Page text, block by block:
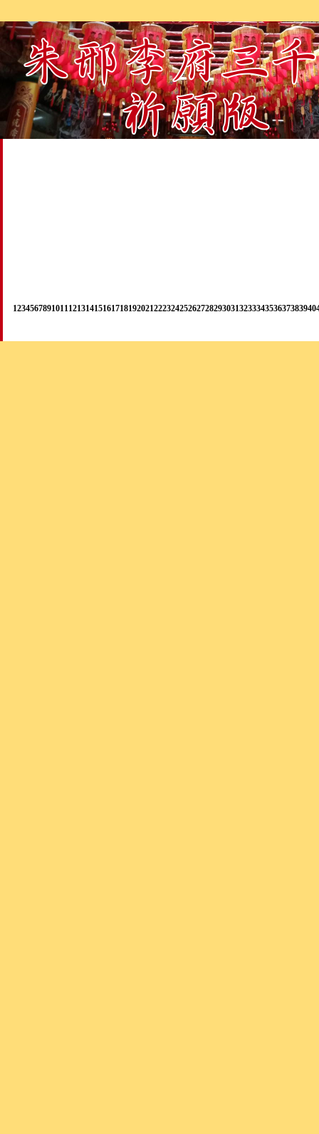
12345678910111213141516171819202122232425262728293031323334353637383940